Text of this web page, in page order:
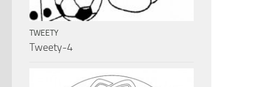
TWEETY
Tweety-4